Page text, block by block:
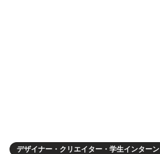
デザイナー・クリエイター・学生インターン